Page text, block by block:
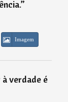
”
Imagem
verdade é